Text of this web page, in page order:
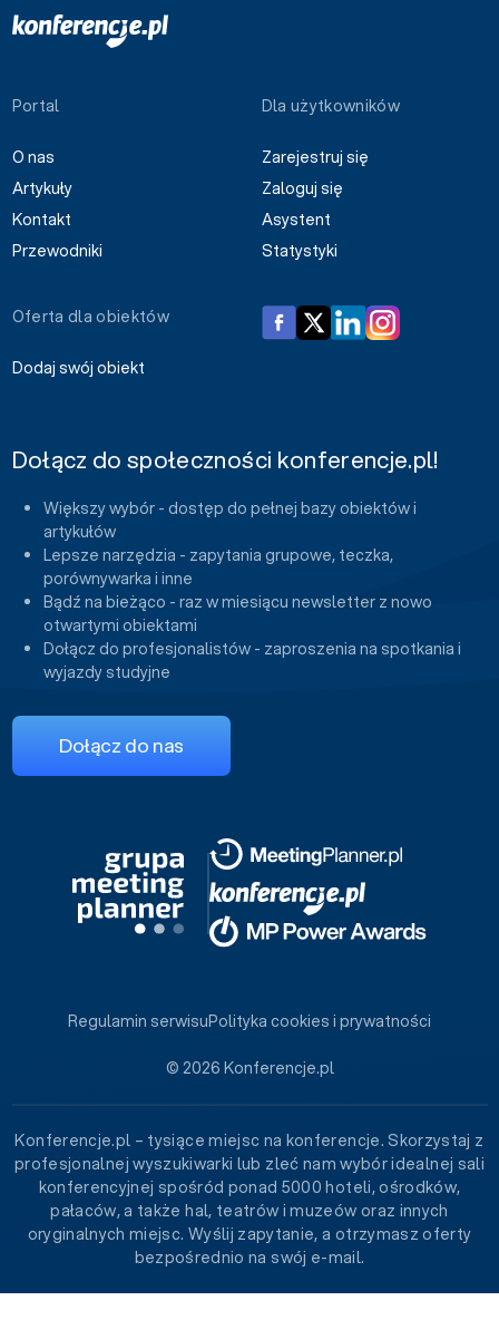
Portal
O nas
Artykuły
Kontakt
Przewodniki
Dla użytkowników
Zarejestruj się
Zaloguj się
Asystent
Statystyki
Oferta dla obiektów
Dodaj swój obiekt
Dołącz do społeczności konferencje.pl!
Większy wybór - dostęp do pełnej bazy obiektów i
artykułów
Lepsze narzędzia - zapytania grupowe, teczka,
porównywarka i inne
Bądź na bieżąco - raz w miesiącu newsletter z nowo
otwartymi obiektami
Dołącz do profesjonalistów - zaproszenia na spotkania i
wyjazdy studyjne
Dołącz do nas
© 2026 Konferencje.pl
Regulamin serwisuPolityka cookies i prywatności
Konferencje.pl – tysiące miejsc na konferencje. Skorzystaj z
profesjonalnej wyszukiwarki lub zleć nam wybór idealnej sali
konferencyjnej spośród ponad 5000 hoteli, ośrodków,
pałaców, a także hal, teatrów i muzeów oraz innych
oryginalnych miejsc. Wyślij zapytanie, a otrzymasz oferty
bezpośrednio na swój e-mail.